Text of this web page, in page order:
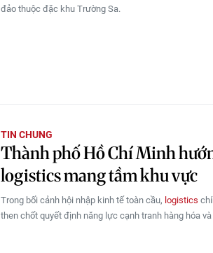
đảo thuộc đặc khu Trường Sa.
TIN CHUNG
Thành phố Hồ Chí Minh
logistics mang tầm khu vực
Trong bối cảnh hội nhập kinh tế toàn cầu, logistics
then chốt quyết định năng lực cạnh tranh hàng hóa